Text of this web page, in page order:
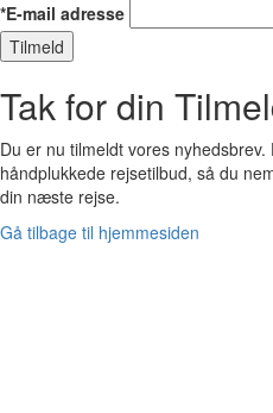
*E-mail adresse
Tilmeld
Tak for din
Du er nu tilmeldt vores
håndplukkede rejsetilbud, så du
din næste rejse.
Gå tilbage til hjemmesiden